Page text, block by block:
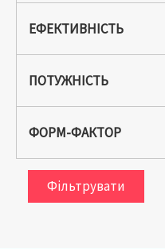
ЕФЕКТИВНІСТЬ
ПОТУЖНІСТЬ
ФОРМ-ФАКТОР
Фільтрувати